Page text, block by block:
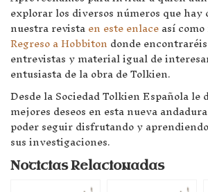
explorar los diversos números que
nuestra revistaen este enlaceasí
Regreso a Hobbitondonde
entrevistas y material igual de
entusiasta de la obra de Tolkien.
Desde la Sociedad Tolkien Española le
mejores deseos en esta nueva
poder seguir disfrutando y
sus investigaciones.
Noticias Relacionadas